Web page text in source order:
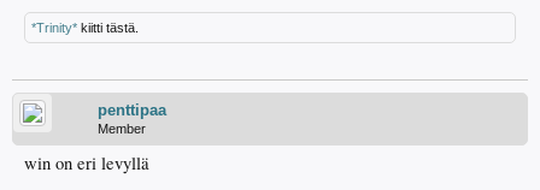
*Trinity* kiitti tästä.
penttipaa
Member
win on eri levyllä